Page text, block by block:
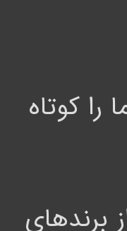
را کوتاه
برندهای